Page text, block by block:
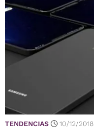
TENDENCIAS 10/12/2018